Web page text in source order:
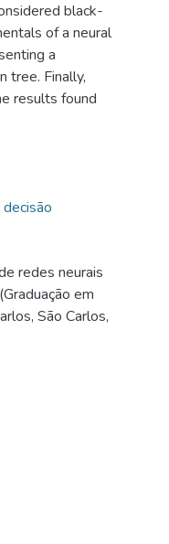
black-
of a neural
a
tree. Finally,
results found
redes neurais
em
São Carlos,